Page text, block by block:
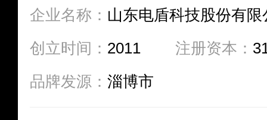
企业名称： 山东电盾科技股份有限
创立时间： 2011 注册资本：
品牌发源： 淄博市